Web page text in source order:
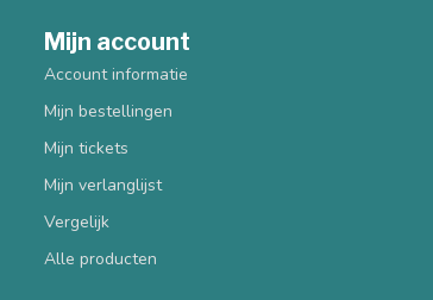
Mijn account
Account informatie
Mijn bestellingen
Mijn tickets
Mijn verlanglijst
Vergelijk
Alle producten